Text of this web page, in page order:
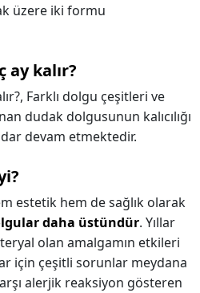
üzere iki formu
ay kalır?
Farklı dolgu çeşitleri ve
dudak dolgusunun kalıcılığı
devam etmektedir.
estetik hem de sağlık olarak
daha üstündür. Yıllar
olan amalgamın etkileri
için çeşitli sorunlar meydana
alerjik reaksiyon gösteren